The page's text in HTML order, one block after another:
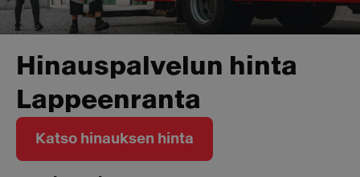
Hinauspalvelun hinta
Lappeenranta
Katso hinauksen hinta